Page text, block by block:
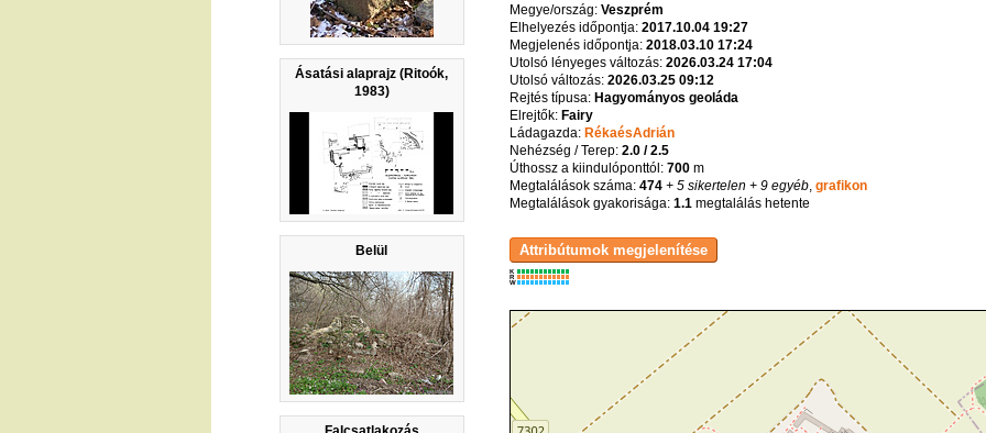
Ásatási alaprajz (Ritoók,
1983)
Belül
Megye/ország: Veszprém
Elhelyezés időpontja: 2017.10.04 19:27
Megjelenés időpontja: 2018.03.10 17:24
Utolsó lényeges változás: 2026.03.24 17:04
Utolsó változás: 2026.03.25 09:12
Rejtés típusa: Hagyományos geoláda
Elrejtők: Fairy
Ládagazda: RékaésAdrián
Nehézség / Terep: 2.0 / 2.5
Úthossz a kiindulóponttól: 700m
Megtalálások száma: 474+ 5 sikertelen + 9 egyéb, grafikon
Megtalálások gyakorisága: 1.1 megtalálás hetente
K
R
W